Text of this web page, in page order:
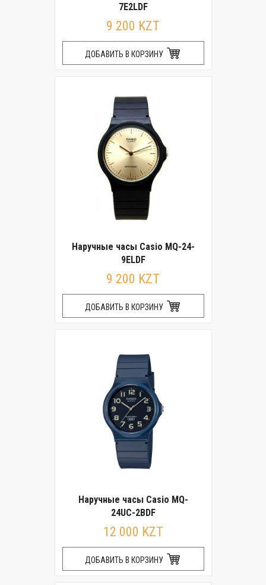
7E2LDF
9 200 KZT
ДОБАВИТЬ В КОРЗИНУ
Наручные часы Casio MQ-24-
9ELDF
9 200 KZT
ДОБАВИТЬ В КОРЗИНУ
Наручные часы Casio MQ-
24UC-2BDF
12 000 KZT
ДОБАВИТЬ В КОРЗИНУ